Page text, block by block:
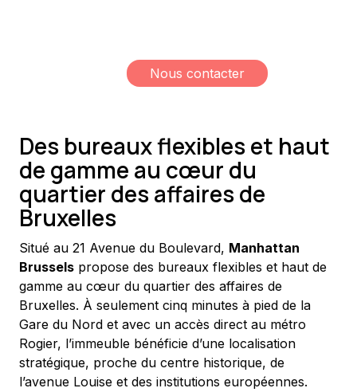
Nous contacter
Des bureaux flexibles et haut
de gamme au cœur du
quartier des affaires de
Bruxelles
Situé au 21 Avenue du Boulevard, Manhattan
Brussels propose des bureaux flexibles et haut de
gamme au cœur du quartier des affaires de
Bruxelles. À seulement cinq minutes à pied de la
Gare du Nord et avec un accès direct au métro
Rogier, l’immeuble bénéficie d’une localisation
stratégique, proche du centre historique, de
l’avenue Louise et des institutions européennes.